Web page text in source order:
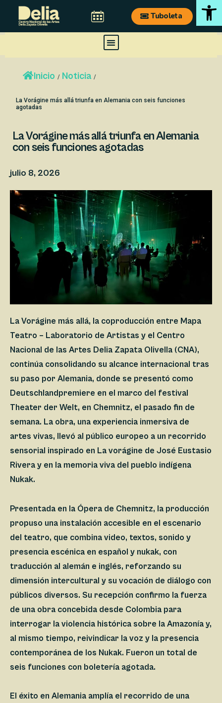
contenido
Tuboleta
Menu
Inicio / Noticia /
La Vorágine más allá triunfa en Alemania con seis funciones
agotadas
La Vorágine más allá triunfa en Alemania
con seis funciones agotadas
julio 8, 2026
La Vorágine más allá, la coproducción entre Mapa
Teatro – Laboratorio de Artistas y el Centro
Nacional de las Artes Delia Zapata Olivella (CNA),
continúa consolidando su alcance internacional tras
su paso por Alemania, donde se presentó como
Deutschlandpremiere en el marco del festival
Theater der Welt, en Chemnitz, el pasado fin de
semana. La obra, una experiencia inmersiva de
artes vivas, llevó al público europeo a un recorrido
sensorial inspirado en La vorágine de José Eustasio
Rivera y en la memoria viva del pueblo indígena
Nukak.
Presentada en la Ópera de Chemnitz, la producción
propuso una instalación accesible en el escenario
del teatro, que combina video, textos, sonido y
presencia escénica en español y nukak, con
traducción al alemán e inglés, reforzando su
dimensión intercultural y su vocación de diálogo con
públicos diversos. Su recepción confirmo la fuerza
de una obra concebida desde Colombia para
interrogar la violencia histórica sobre la Amazonía y,
al mismo tiempo, reivindicar la voz y la presencia
contemporánea de los Nukak. Fueron un total de
seis funciones con boletería agotada.
El éxito en Alemania amplía el recorrido de una